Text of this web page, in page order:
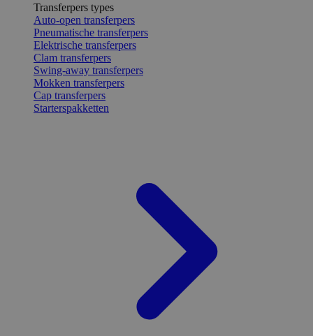
Transferpers types
Auto-open transferpers
Pneumatische transferpers
Elektrische transferpers
Clam transferpers
Swing-away transferpers
Mokken transferpers
Cap transferpers
Starterspakketten